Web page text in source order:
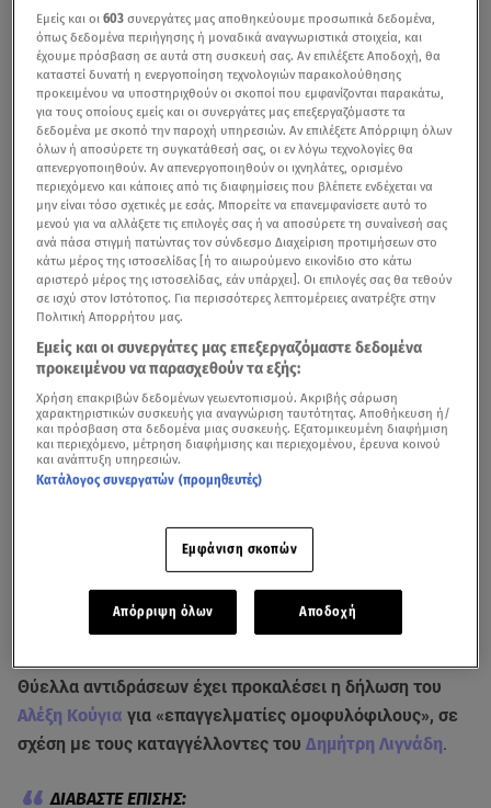
Ο γνωστός τραγουδοποιός μίλησε στο «Πρωινό» για τις καταγγελίες στον
χώρο του θεάτρου
Θύελλα αντιδράσεων έχει προκαλέσει η δήλωση του
Αλέξη Κούγια για «επαγγελματίες ομοφυλόφιλους», σε
σχέση με τους καταγγέλλοντες του Δημήτρη Λιγνάδη.
Εμείς και οι603 συνεργάτες μας αποθηκεύουμε προσωπικά δεδομένα,
όπως δεδομένα περιήγησης ή μοναδικά αναγνωριστικά στοιχεία, και
έχουμε πρόσβαση σε αυτά στη συσκευή σας. Αν επιλέξετε Αποδοχή, θα
καταστεί δυνατή η ενεργοποίηση τεχνολογιών παρακολούθησης
προκειμένου να υποστηριχθούν οι σκοποί που εμφανίζονται παρακάτω,
για τους οποίους εμείς και οι συνεργάτες μας επεξεργαζόμαστε τα
δεδομένα με σκοπό την παροχή υπηρεσιών. Αν επιλέξετε Απόρριψη όλων
όλων ή αποσύρετε τη συγκατάθεσή σας, οι εν λόγω τεχνολογίες θα
απενεργοποιηθούν. Αν απενεργοποιηθούν οι ιχνηλάτες, ορισμένο
περιεχόμενο και κάποιες από τις διαφημίσεις που βλέπετε ενδέχεται να
μην είναι τόσο σχετικές με εσάς. Μπορείτε να επανεμφανίσετε αυτό το
μενού για να αλλάξετε τις επιλογές σας ή να αποσύρετε τη συναίνεσή σας
ανά πάσα στιγμή πατώντας τον σύνδεσμο Διαχείριση προτιμήσεων στο
κάτω μέρος της ιστοσελίδας [ή το αιωρούμενο εικονίδιο στο κάτω
αριστερό μέρος της ιστοσελίδας, εάν υπάρχει]. Οι επιλογές σας θα τεθούν
σε ισχύ στον Ιστότοπος. Για περισσότερες λεπτομέρειες ανατρέξτε στην
Πολιτική Απορρήτου μας.
Εμείς και οι συνεργάτες μας επεξεργαζόμαστε δεδομένα
προκειμένου να παρασχεθούν τα εξής:
Χρήση επακριβών δεδομένων γεωεντοπισμού. Ακριβής σάρωση
χαρακτηριστικών συσκευής για αναγνώριση ταυτότητας. Αποθήκευση ή/
και πρόσβαση στα δεδομένα μιας συσκευής. Εξατομικευμένη διαφήμιση
και περιεχόμενο, μέτρηση διαφήμισης και περιεχομένου, έρευνα κοινού
και ανάπτυξη υπηρεσιών.
Κατάλογος συνεργατών (προμηθευτές)
Εμφάνιση σκοπών
Απόρριψη όλων Αποδοχή